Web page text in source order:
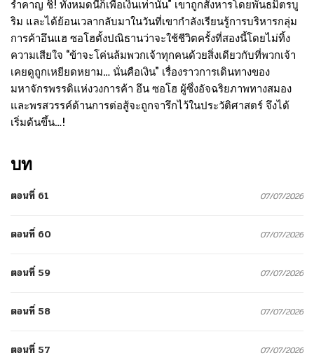
รำคาญ ชิ! ทั้งหมดนี้ก็เพื่อเงินเท่านั้น” เขาถูกสังหารโดยพันธมิตรบู
ริม และได้ย้อนเวลากลับมาในวันที่เขากำลังเรียนรู้การบริหารกลุ่ม
การค้าอึนแฮ ซอโฮตั้งปณิธานว่าจะใช้ชีวิตครั้งที่สองนี้โดยไม่ทิ้ง
ความเสียใจ “ข้าจะโค่นล้มพวกเจ้าทุกคนด้วยสิ่งเดียวกับที่พวกเจ้า
เคยดูถูกเหยียดหยาม… นั่นคือเงิน” เรื่องราวการเดินทางของ
มหาจักรพรรดิแห่งวงการค้า อึน ซอโฮ ผู้ซึ่งอัจฉริยภาพทางสมอง
และพรสวรรค์ด้านการต่อสู้จะถูกจารึกไว้ในประวัติศาสตร์ จึงได้
เริ่มต้นขึ้น…!
บท
ตอนที่ 61 07/07/2026
ตอนที่ 60 07/07/2026
ตอนที่ 59 07/07/2026
ตอนที่ 58 07/07/2026
ตอนที่ 57 07/07/2026